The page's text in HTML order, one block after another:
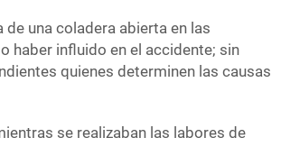
una coladera abierta en las
haber influido en el accidente; sin
quienes determinen las causas
se realizaban las labores de